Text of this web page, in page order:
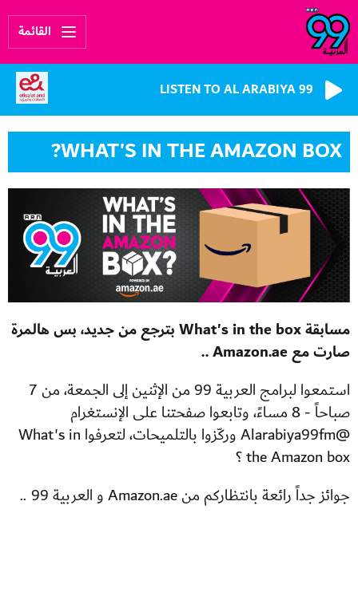
القائمة
LISTEN TO AL ARABIYA 99
WHAT'S IN THE AMAZON BOX?
مسابقة What's in the box بترجع من جديد، بس هالمرة
صارت مع Amazon.ae ..
استمعوا لبرامج العربية 99 من الإثنين إلى الجمعة، من 7
صباحاً - 8 مساءً، وتابعوا صفحتنا على الإنستغرام
@Alarabiya99fm وركّزوا بالتلميحات، لتعرفوا What's in
the Amazon box ؟
جوائز جداً رائعة بانتظاركم من Amazon.ae و العربية 99 ..